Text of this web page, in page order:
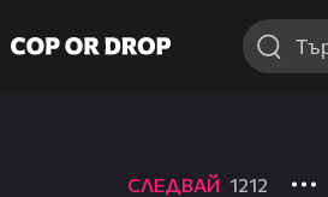
СЛЕДВАЙ 1212